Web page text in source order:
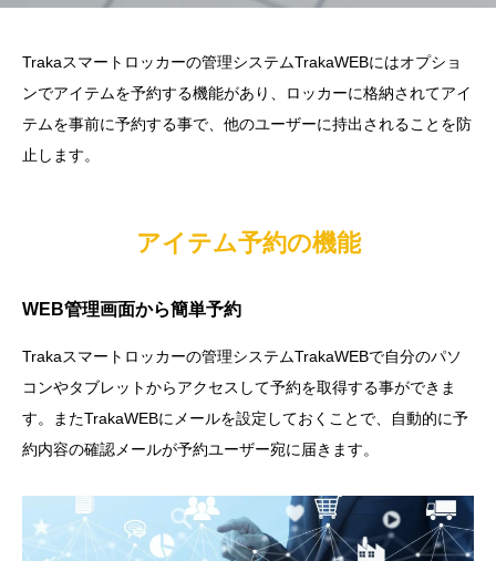
Trakaスマートロッカーの管理システムTrakaWEBにはオプショ
ンでアイテムを予約する機能があり、ロッカーに格納されてアイ
テムを事前に予約する事で、他のユーザーに持出されることを防
止します。
アイテム予約の機能
WEB管理画面から簡単予約
Trakaスマートロッカーの管理システムTrakaWEBで自分のパソ
コンやタブレットからアクセスして予約を取得する事ができま
す。またTrakaWEBにメールを設定しておくことで、自動的に予
約内容の確認メールが予約ユーザー宛に届きます。